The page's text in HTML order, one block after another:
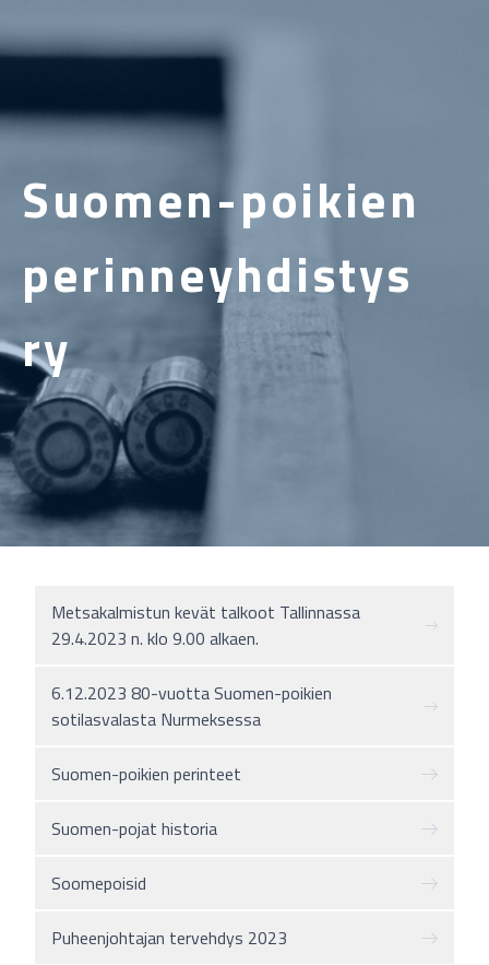
Suomen-poikien
perinneyhdistys
ry
Metsakalmistun kevät talkoot Tallinnassa
29.4.2023 n. klo 9.00 alkaen.
6.12.2023 80-vuotta Suomen-poikien
sotilasvalasta Nurmeksessa
Suomen-poikien perinteet
Suomen-pojat historia
Soomepoisid
Puheenjohtajan tervehdys 2023